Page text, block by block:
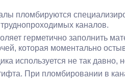
пломбируются
каналов.
герметично заполнить
которая моментально
используется не так
При пломбировании в